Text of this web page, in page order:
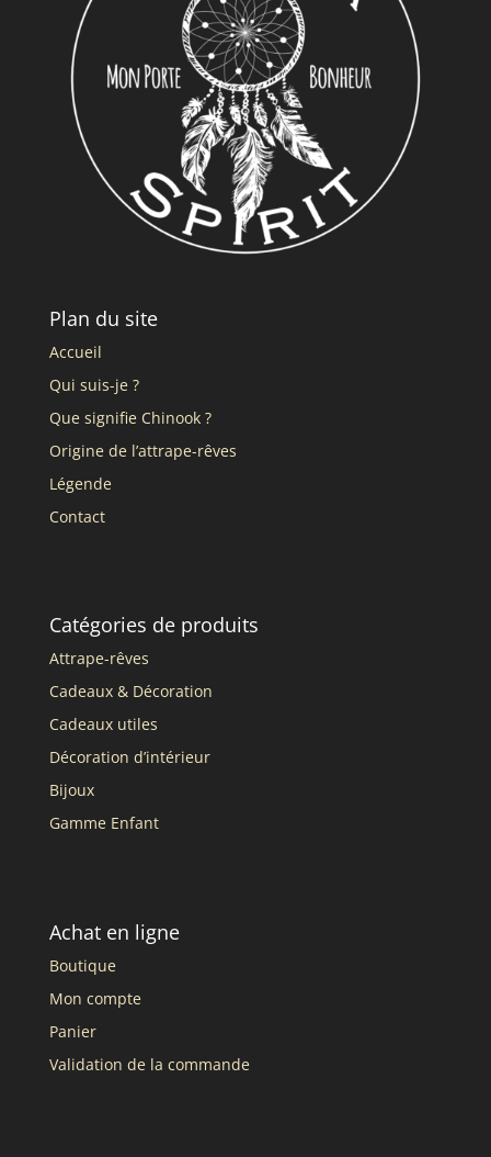
Plan du site
Accueil
Qui suis-je ?
Que signifie Chinook ?
Origine de l’attrape-rêves
Légende
Contact
Catégories de produits
Attrape-rêves
Cadeaux & Décoration
Cadeaux utiles
Décoration d’intérieur
Bijoux
Gamme Enfant
Achat en ligne
Boutique
Mon compte
Panier
Validation de la commande